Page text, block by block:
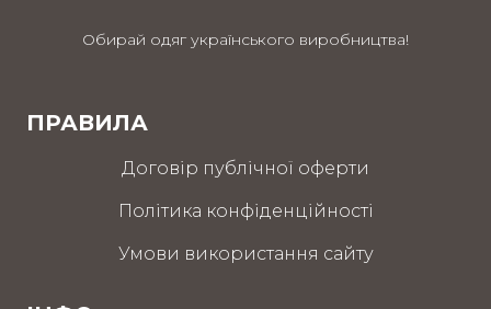
Обирай одяг українського виробництва!
ПРАВИЛА
Договір публічної оферти
Політика конфіденційності
Умови використання сайту